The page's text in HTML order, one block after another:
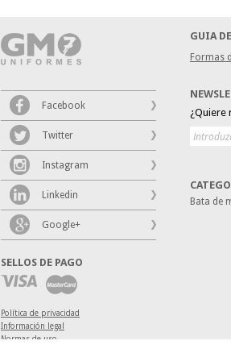
Facebook
Twitter
Instagram
Linkedin
Google+
SELLOS DE PAGO
Política de privacidad
Información legal
Normas de uso
GUIA
Formas
¿Quiere
Bata de